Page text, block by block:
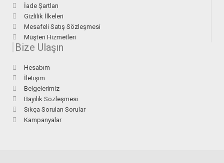
İade Şartları
Gizlilik İlkeleri
Mesafeli Satış Sözleşmesi
Müşteri Hizmetleri
Bize Ulaşın
Hesabım
İletişim
Belgelerimiz
Bayilik Sözleşmesi
Sıkça Sorulan Sorular
Kampanyalar